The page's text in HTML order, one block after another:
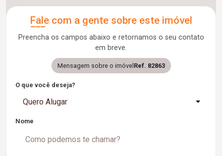
Fale com a gente sobre este imóvel
Preencha os campos abaixo e retornamos o seu contato
em breve.
Mensagem sobre o imóvel Ref. 82863
O que você deseja?
Quero Alugar
Nome